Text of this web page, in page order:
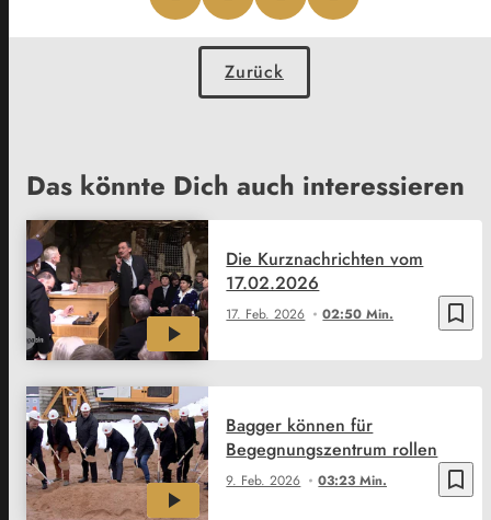
Zurück
Das könnte Dich auch interessieren
bookmark_border
17. Feb. 2026 02:50 Min.
Die Kurznachrichten vom
17.02.2026
bookmark_border
9. Feb. 2026 03:23 Min.
Bagger können für
Begegnungszentrum rollen